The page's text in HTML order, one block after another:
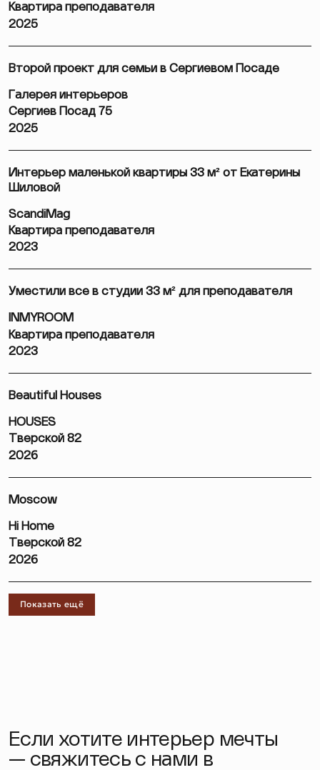
Квартира преподавателя
2025
Второй проект для семьи в Сергиевом Посаде
Галерея интерьеров
Сергиев Посад 75
2025
Интерьер маленькой квартиры 33 м² от Екатерины
Шиловой
ScandiMag
Квартира преподавателя
2023
Уместили все в студии 33 м² для преподавателя
INMYROOM
Квартира преподавателя
2023
Beautiful Houses
HOUSES
Тверской 82
2026
Moscow
Hi Home
Тверской 82
2026
Показать ещё
Если хотите интерьер мечты
— свяжитесь с нами в